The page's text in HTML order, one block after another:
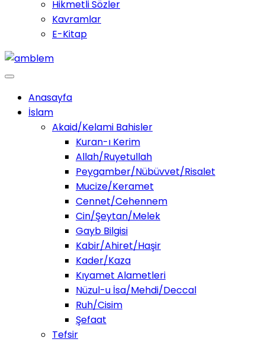
Hikmetli Sözler
Kavramlar
E-Kitap
Anasayfa
İslam
Akaid/Kelami Bahisler
Kuran-ı Kerim
Allah/Ruyetullah
Peygamber/Nübüvvet/Risalet
Mucize/Keramet
Cennet/Cehennem
Cin/Şeytan/Melek
Gayb Bilgisi
Kabir/Ahiret/Haşir
Kader/Kaza
Kıyamet Alametleri
Nüzul-u İsa/Mehdi/Deccal
Ruh/Cisim
Şefaat
Tefsir